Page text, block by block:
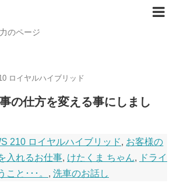
のページ
ロイヤルハイブリッド
の仕方を変える事にしまし
210 ロイヤルハイブリッド, お客様の
入れるお仕事, けたくま ちゃん, ドライ
こと･･･。 , 洗車のお話し